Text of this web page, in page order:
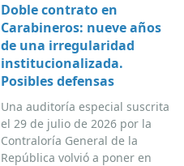
Doble contrato en
Carabineros: nueve años
de una irregularidad
institucionalizada.
Posibles defensas
Una auditoría especial suscrita
el 29 de julio de 2026 por la
Contraloría General de la
República volvió a poner en